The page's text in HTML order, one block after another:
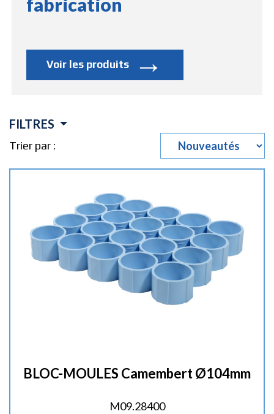
Voir les produits →
FILTRES
Trier par :
BLOC-MOULES Camembert Ø104mm
M09.28400